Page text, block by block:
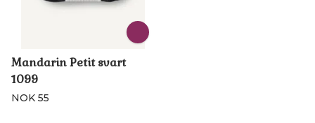
Mandarin Petit svart
1099
NOK 55